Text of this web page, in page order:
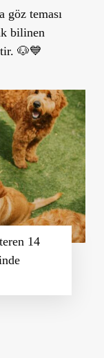
göz teması
bilinen
🐶💙
14